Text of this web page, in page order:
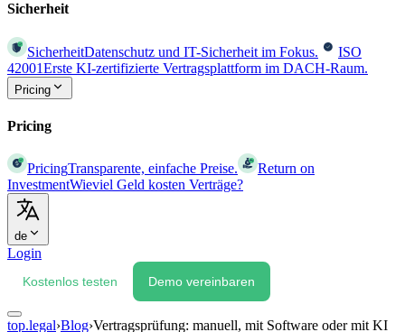
Sicherheit
SicherheitDatenschutz und IT-Sicherheit im Fokus.
ISO
42001Erste KI-zertifizierte Vertragsplattform im DACH-Raum.
Pricing
Pricing
PricingTransparente, einfache Preise.
Return on
InvestmentWieviel Geld kosten Verträge?
de
Login
Kostenlos testen Demo vereinbaren
top.legal›Blog›Vertragsprüfung: manuell, mit Software oder mit KI